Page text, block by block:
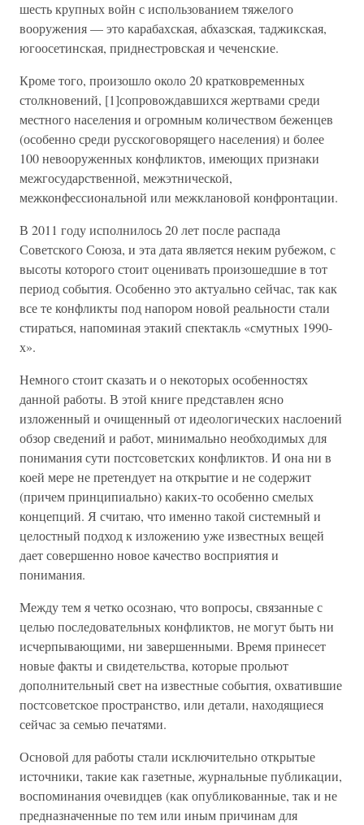
шесть крупных войн с использованием тяжелого
вооружения — это карабахская, абхазская, таджикская,
югоосетинская, приднестровская и чеченские.
Кроме того, произошло около 20 кратковременных
столкновений, [1]сопровождавшихся жертвами среди
местного населения и огромным количеством беженцев
(особенно среди русскоговорящего населения) и более
100 невооруженных конфликтов, имеющих признаки
межгосударственной, межэтнической,
межконфессиональной или межклановой конфронтации.
В 2011 году исполнилось 20 лет после распада
Советского Союза, и эта дата является неким рубежом, с
высоты которого стоит оценивать произошедшие в тот
период события. Особенно это актуально сейчас, так как
все те конфликты под напором новой реальности стали
стираться, напоминая этакий спектакль «смутных 1990-
х».
Немного стоит сказать и о некоторых особенностях
данной работы. В этой книге представлен ясно
изложенный и очищенный от идеологических наслоений
обзор сведений и работ, минимально необходимых для
понимания сути постсоветских конфликтов. И она ни в
коей мере не претендует на открытие и не содержит
(причем принципиально) каких-то особенно смелых
концепций. Я считаю, что именно такой системный и
целостный подход к изложению уже известных вещей
дает совершенно новое качество восприятия и
понимания.
Между тем я четко осознаю, что вопросы, связанные с
целью последовательных конфликтов, не могут быть ни
исчерпывающими, ни завершенными. Время принесет
новые факты и свидетельства, которые прольют
дополнительный свет на известные события, охватившие
постсоветское пространство, или детали, находящиеся
сейчас за семью печатями.
Основой для работы стали исключительно открытые
источники, такие как газетные, журнальные публикации,
воспоминания очевидцев (как опубликованные, так и не
предназначенные по тем или иным причинам для